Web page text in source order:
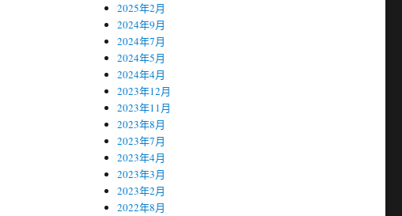
2025年2月
2024年9月
2024年7月
2024年5月
2024年4月
2023年12月
2023年11月
2023年8月
2023年7月
2023年4月
2023年3月
2023年2月
2022年8月